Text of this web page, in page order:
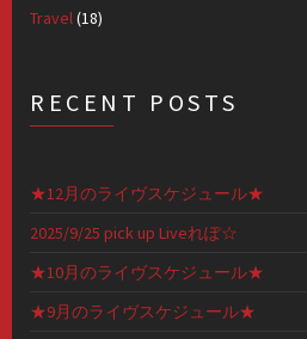
Travel(18)
RECENT POSTS
★12月のライヴスケジュール★
2025/9/25 pick up Liveれぽ☆
★10月のライヴスケジュール★
★9月のライヴスケジュール★